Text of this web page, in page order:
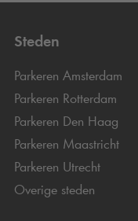
Steden
Parkeren Amsterdam
Parkeren Rotterdam
Parkeren Den Haag
Parkeren Maastricht
Parkeren Utrecht
Overige steden